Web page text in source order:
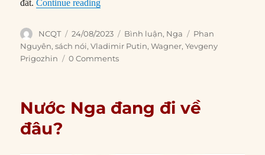
đất.Continue reading“Tác động từ việc trùm Wagner Yevgeny
Author
NCQT
Posted
on
24/08/2023 Categories
Bình luận, Nga Tags
Phan
Nguyên,sách nói,Vladimir Putin,Wagner,Yevgeny
Prigozhin
0 Comments
Nước Nga đang đi về
đâu?